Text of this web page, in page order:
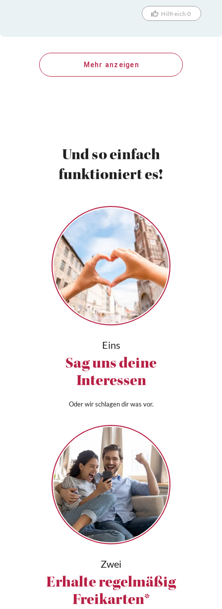
Hilfreich 0
Mehr anzeigen
Und so einfach
funktioniert es!
Eins
Sag uns deine
Interessen
Oder wir schlagen dir was vor.
Zwei
Erhalte regelmäßig
Freikarten*